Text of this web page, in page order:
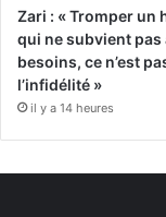
Zari : « Tromper un
qui ne subvient pas
besoins, ce n’est
l’infidélité »
il y a 14 heures